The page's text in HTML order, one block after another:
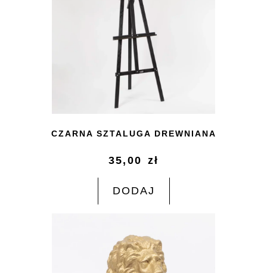
CZARNA SZTALUGA DREWNIANA
35,00 zł
DODAJ